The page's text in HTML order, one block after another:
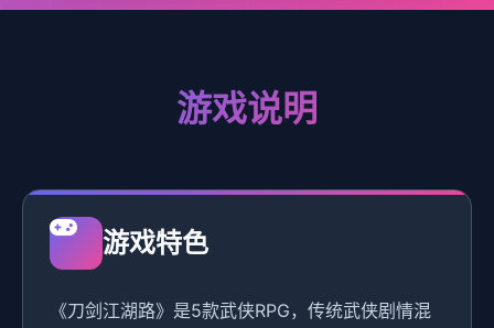
游戏说明
游戏特色
《刀剑江湖路》是5款武侠RPG，传统武侠剧情混